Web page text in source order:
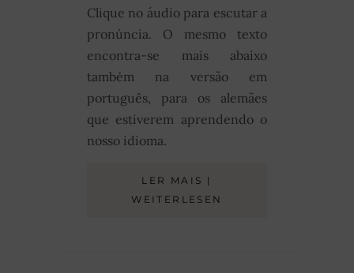
Clique no áudio para escutar a
pronúncia. O mesmo texto
encontra-se mais abaixo
também na versão em
português, para os alemães
que estiverem aprendendo o
nosso idioma.
LER MAIS |
WEITERLESEN